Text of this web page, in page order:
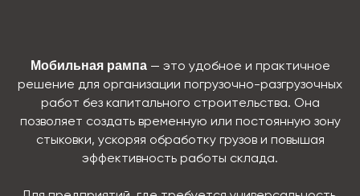
Мобильная рампа— это удобное и практичное
решение для организации погрузочно-разгрузочных
работ без капитального строительства. Она
позволяет создать временную или постоянную зону
стыковки, ускоряя обработку грузов и повышая
эффективность работы склада.